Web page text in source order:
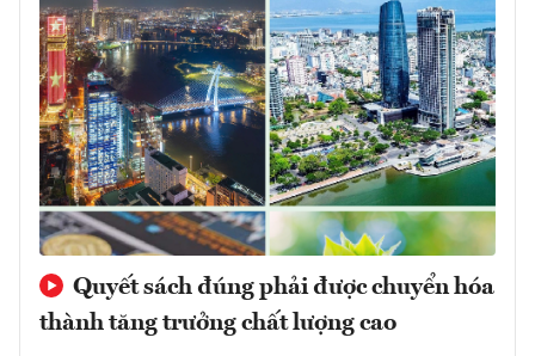
Quyết sách đúng phải được chuyển hóa
thành tăng trưởng chất lượng cao